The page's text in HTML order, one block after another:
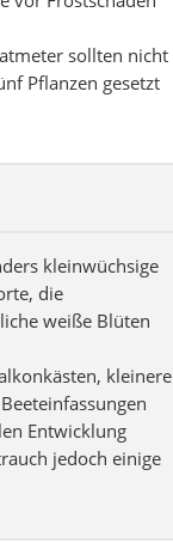
sollten nicht
Pflanzen gesetzt
kleinwüchsige
die
weiße Blüten
kleinere
Entwicklung
jedoch einige